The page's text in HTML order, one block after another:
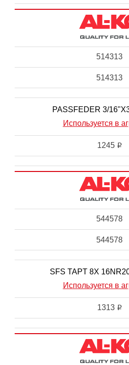
514313
514313
PASSFEDER 3/
Используется в
1245 i
544578
544578
SFS TAPT 8X
Используется в
1313 i